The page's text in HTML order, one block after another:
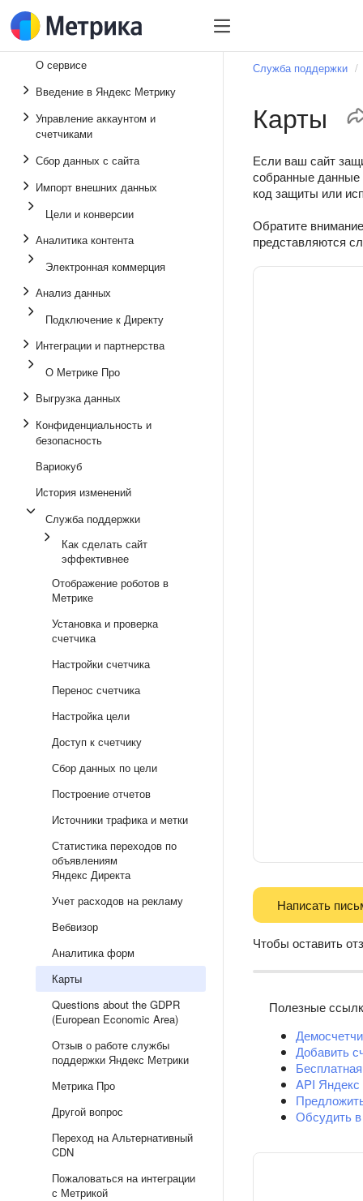
О сервисе
Введение в Яндекс Метрику
Управление аккаунтом и
счетчиками
Сбор данных с сайта
Импорт внешних данных
Цели и конверсии
Аналитика контента
Электронная коммерция
Анализ данных
Подключение к Директу
Интеграции и партнерства
О Метрике Про
Выгрузка данных
Конфиденциальность и
безопасность
Вариокуб
История изменений
Служба поддержки
Как сделать сайт
эффективнее
Отображение роботов в
Метрике
Установка и проверка
счетчика
Настройки счетчика
Перенос счетчика
Настройка цели
Доступ к счетчику
Сбор данных по цели
Построение отчетов
Источники трафика и метки
Статистика переходов по
объявлениям
Яндекс Директа
Учет расходов на рекламу
Вебвизор
Аналитика форм
Карты
Questions about the GDPR
(European Economic Area)
Отзыв о работе службы
поддержки Яндекс Метрики
Метрика Про
Другой вопрос
Переход на Альтернативный
CDN
Пожаловаться на интеграции
с Метрикой
Служба поддержки
Карты
Если ваш сайт
собранные данные
код защиты или
Обратите
представляются
Написать
Чтобы оставить
Полезные
Добавить
API
Обсудить